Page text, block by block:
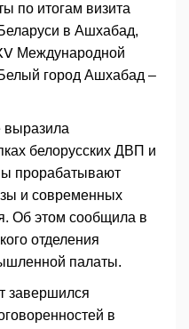
по итогам визита
в Ашхабад,
Международной
город Ашхабад –
выразила
белорусских ДВП и
прорабатывают
и современных
Об этом сообщила в
отделения
палаты.
завершился
в